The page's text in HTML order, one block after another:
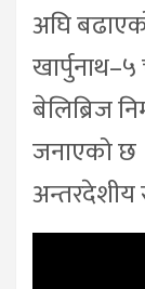
अघि
बेलिब्रिज
जनाएको छ